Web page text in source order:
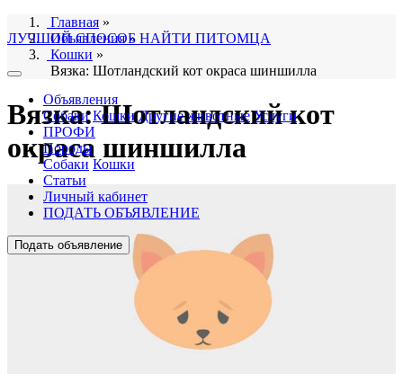
ЛУЧШИЙ СПОСОБ НАЙТИ ПИТОМЦА
Объявления
Собаки Кошки Другие животные Услуги
ПРОФИ
Породы
Собаки Кошки
Статьи
Личный кабинет
ПОДАТЬ ОБЪЯВЛЕНИЕ
Подать объявление
Главная »
Объявления»
Кошки »
Вязка: Шотландский кот окраса шиншилла
Вязка: Шотландский кот
окраса шиншилла